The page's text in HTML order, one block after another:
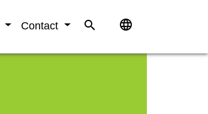
Contact search language